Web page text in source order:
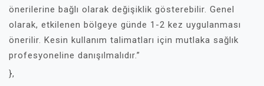
önerilerine bağlı olarak değişiklik gösterebilir. Genel
olarak, etkilenen bölgeye günde 1-2 kez uygulanması
önerilir. Kesin kullanım talimatları için mutlaka sağlık
profesyoneline danışılmalıdır.”
},